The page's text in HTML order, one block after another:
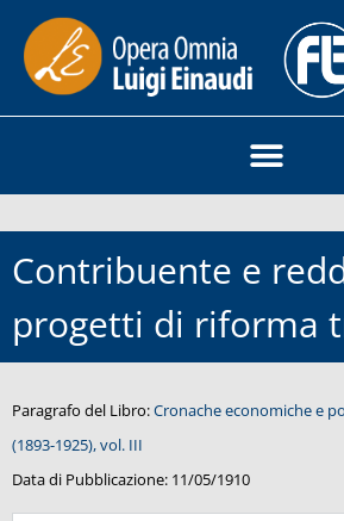
Contribuente e
progetti di riforma
Paragrafo del Libro:Cronache economiche e
(1893-1925), vol. III
Data di Pubblicazione: 11/05/1910